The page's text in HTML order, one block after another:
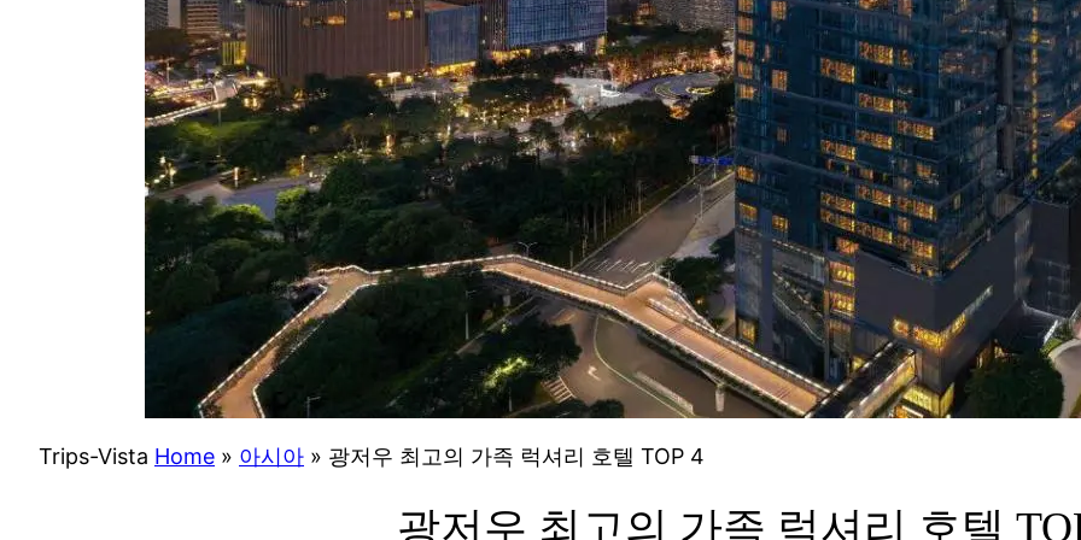
Trips-Vista Home » 아시아 » 광저우 최고의 가족 럭셔리 호텔 TOP 4
광저우 최고의 가족 럭셔리 호텔